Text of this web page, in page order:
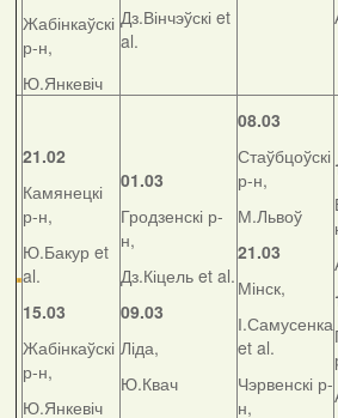
Жабінкаўскі
р-н,
Ю.Янкевіч
Дз.Вінчэўскі et
al.
21.02
Камянецкі
р-н,
Ю.Бакур et
al.
15.03
Жабінкаўскі
р-н,
Ю.Янкевіч
01.03
Гродзенскі р-
н,
Дз.Кіцель et al.
09.03
Ліда,
Ю.Квач
08.03
Стаўбцоўскі
р-н,
М.Львоў
21.03
Мінск,
І.Самусенка
et al.
Чэрвенскі р-
н,